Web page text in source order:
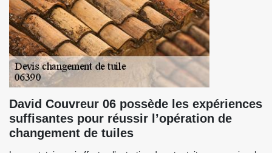
David Couvreur 06 possède les expériences
suffisantes pour réussir l’opération de
changement de tuiles